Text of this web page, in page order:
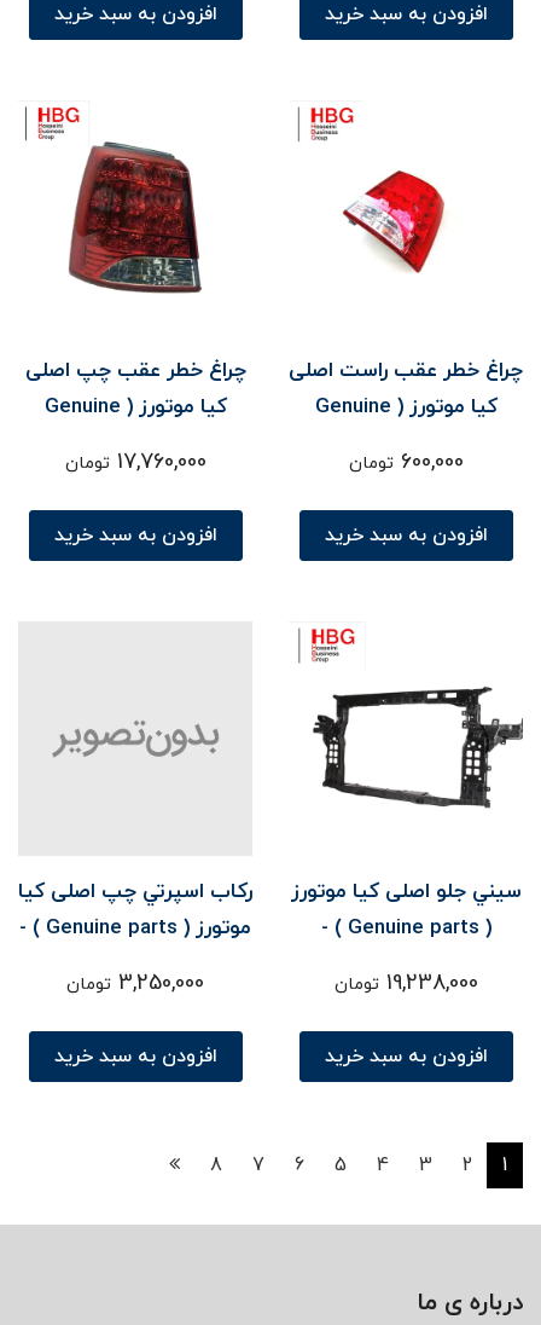
افزودن به سبد خرید افزودن به سبد خرید
چراغ خطر عقب راست اصلی
کیا موتورز ( Genuine
600,000 تومان
افزودن به سبد خرید
چراغ خطر عقب چپ اصلی
کیا موتورز ( Genuine
17,760,000 تومان
افزودن به سبد خرید
سيني جلو اصلی کیا موتورز
( Genuine parts ) -
19,238,000 تومان
افزودن به سبد خرید
رکاب اسپرتي چپ اصلی کیا
موتورز ( Genuine parts ) -
3,250,000 تومان
افزودن به سبد خرید
1
2
3
4
5
6
7
8
درباره ی ما